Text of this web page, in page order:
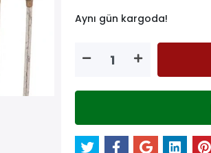
Aynı gün kargoda!